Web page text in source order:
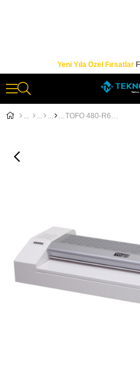
Yeni Yıla Özel Fırsatlar
TOFO 480-R6 LAMİNASYON MAKİNESİ